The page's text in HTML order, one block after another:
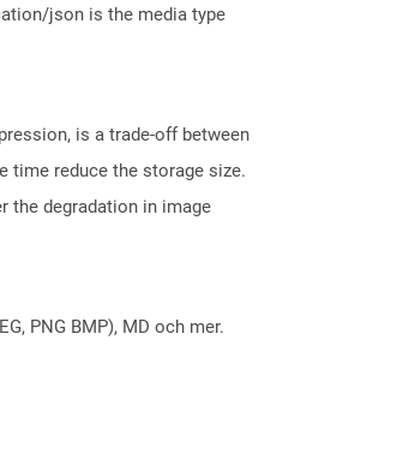
json is the media type
is a trade-off between
time reduce the storage size.
the degradation in image
PNG BMP), MD och mer.